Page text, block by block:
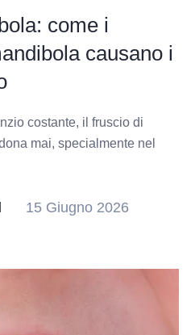
come i
causano i
costante, il fruscio di
mai, specialmente nel
15 Giugno 2026